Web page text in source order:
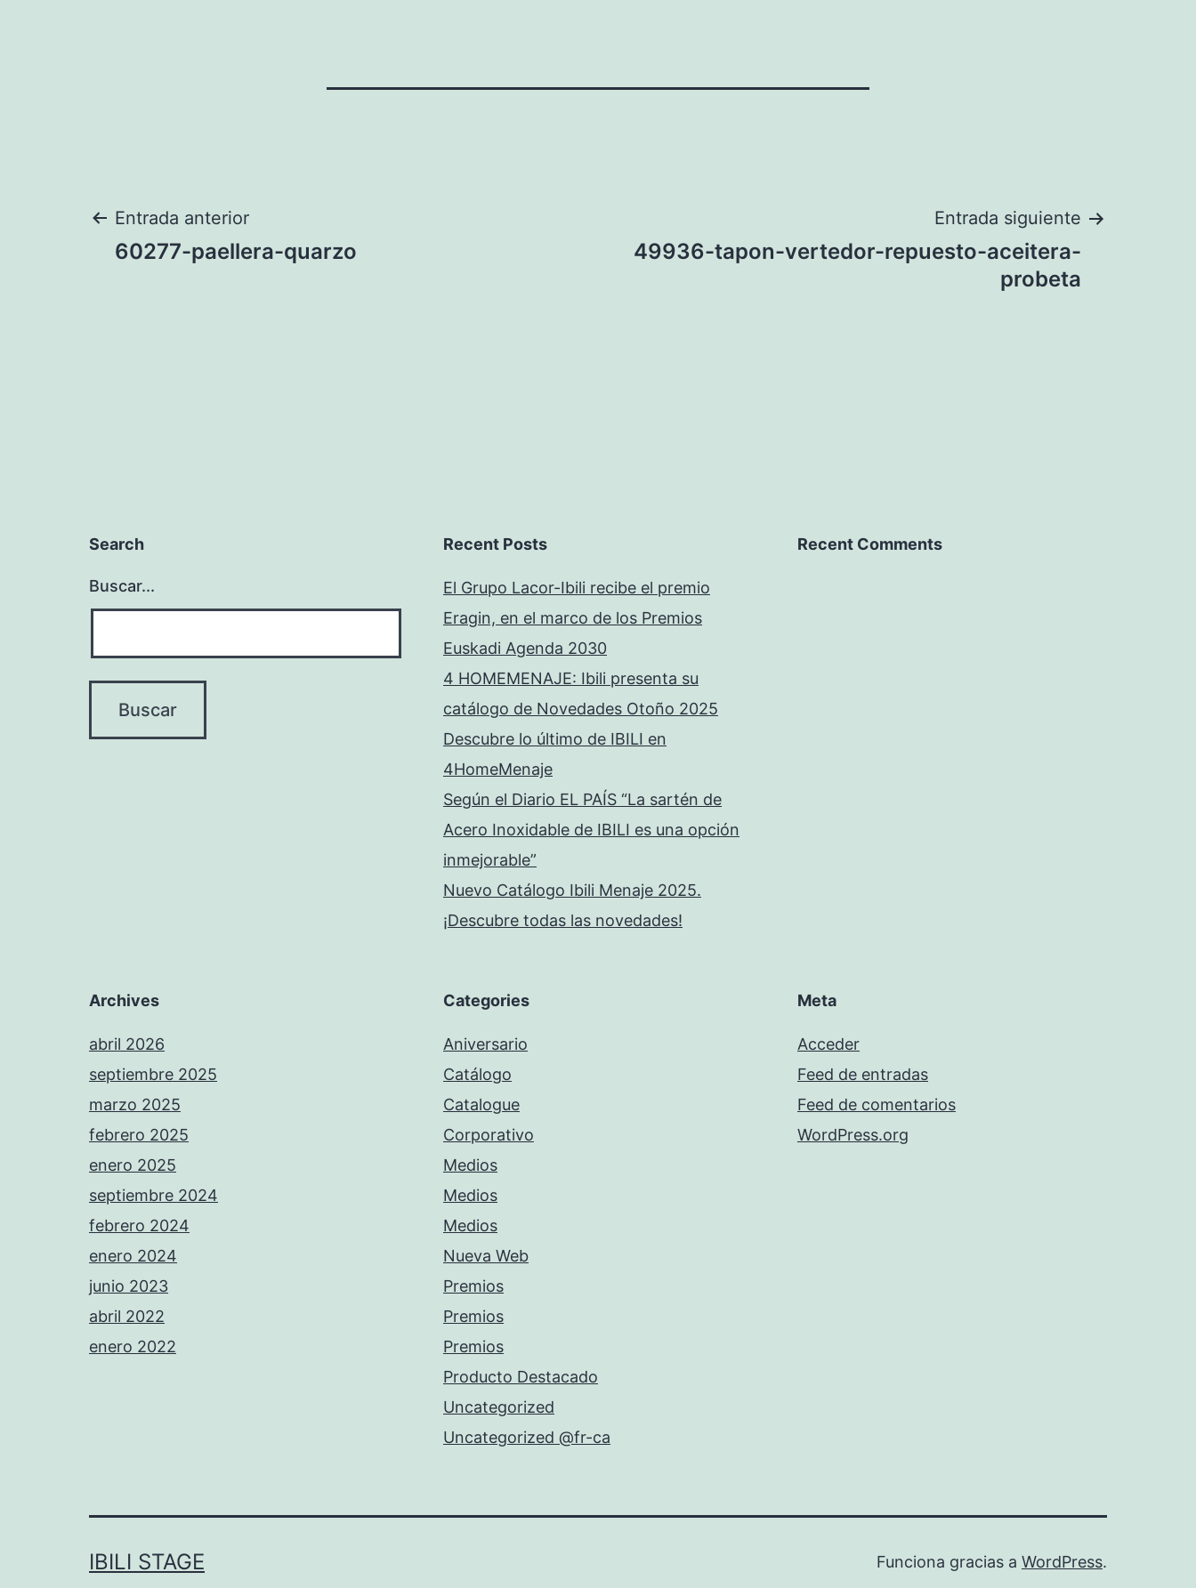
Navegación
Entrada anterior
60277-paellera-quarzo
Entrada siguiente
49936-tapon-vertedor-repuesto-aceitera-
probeta
Search
Buscar...
Recent Posts
El Grupo Lacor-Ibili recibe el premio
Eragin, en el marco de los Premios
Euskadi Agenda 2030
4 HOMEMENAJE: Ibili presenta su
catálogo de Novedades Otoño 2025
Descubre lo último de IBILI en
4HomeMenaje
Según el Diario EL PAÍS “La sartén de
Acero Inoxidable de IBILI es una opción
inmejorable”
Nuevo Catálogo Ibili Menaje 2025.
¡Descubre todas las novedades!
Recent Comments
Archives
abril 2026
septiembre 2025
marzo 2025
febrero 2025
enero 2025
septiembre 2024
febrero 2024
enero 2024
junio 2023
abril 2022
enero 2022
Categories
Aniversario
Catálogo
Catalogue
Corporativo
Medios
Medios
Medios
Nueva Web
Premios
Premios
Premios
Producto Destacado
Uncategorized
Uncategorized @fr-ca
Meta
Acceder
Feed de entradas
Feed de comentarios
WordPress.org
IBILI STAGE Funciona gracias a WordPress.